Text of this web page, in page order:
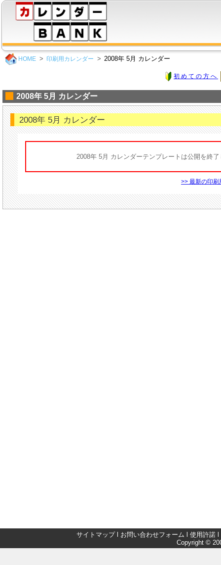
HOME 印刷用カレンダー 2008年 5月 カレンダー
初めての方へ
2008年 5月 カレンダー
2008年 5月 カレンダー
2008年 5月 カレンダーテンプレートは公開を終
>> 最新の印刷
サイトマップl お問い合わせフォーム 使用許諾
Copyright ©